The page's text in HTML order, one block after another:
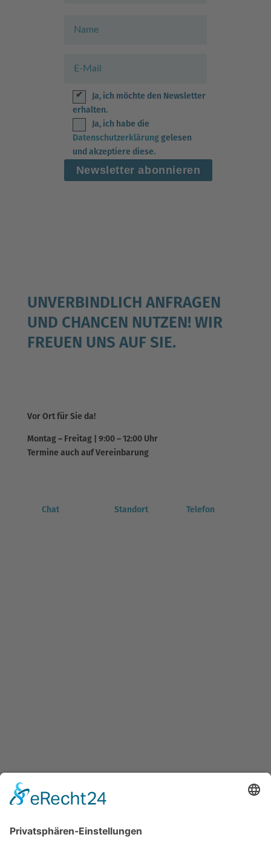
Ja, ich möchte den Newsletter
erhalten.
Ja, ich habe die
Datenschutzerklärunggelesen
und akzeptiere diese.
UNVERBINDLICH ANFRAGEN
UND CHANCEN NUTZEN! WIR
FREUEN UNS AUF SIE.
Vor Ort für Sie da!
Montag – Freitag | 9:00 – 12:00 Uhr
Termine auch auf Vereinbarung
Chat Standort Telefon
13 + 7= Senden